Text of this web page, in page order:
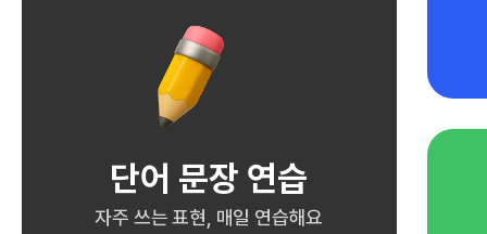
단어 문장 연습
자주 쓰는 표현, 매일 연습해요